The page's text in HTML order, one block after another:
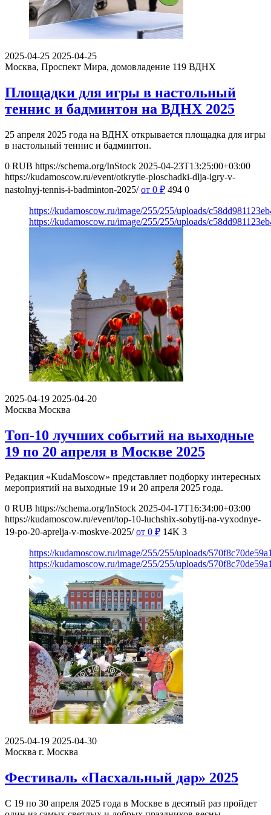
2025-04-25 2025-04-25
Москва, Проспект Мира, домовладение 119 ВДНХ
Площадки для игры в настольный
теннис и бадминтон на ВДНХ 2025
25 апреля 2025 года на ВДНХ открывается площадка для игры
в настольный теннис и бадминтон.
0 RUB https://schema.org/InStock 2025-04-23T13:25:00+03:00
https://kudamoscow.ru/event/otkrytie-ploschadki-dlja-igry-v-
nastolnyj-tennis-i-badminton-2025/ от 0 ₽ 494 0
https://kudamoscow.ru/image/255/255/uploads/
https://kudamoscow.ru/image/255/255/uploads/
2025-04-19 2025-04-20
Москва Москва
Топ-10 лучших событий на выходные
19 по 20 апреля в Москве 2025
Редакция «KudaMoscow» представляет подборку интересных
мероприятий на выходные 19 и 20 апреля 2025 года.
0 RUB https://schema.org/InStock 2025-04-17T16:34:00+03:00
https://kudamoscow.ru/event/top-10-luchshix-sobytij-na-vyxodnye-
19-po-20-aprelja-v-moskve-2025/ от 0 ₽ 14K 3
https://kudamoscow.ru/image/255/255/uploads/
https://kudamoscow.ru/image/255/255/uploads/
2025-04-19 2025-04-30
Москва г. Москва
Фестиваль «Пасхальный дар» 2025
С 19 по 30 апреля 2025 года в Москве в десятый раз пройдет